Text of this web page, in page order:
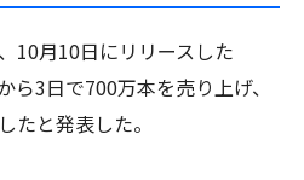
10月10日にリリースした
3日で700万本を売り上げ、
たと発表した。